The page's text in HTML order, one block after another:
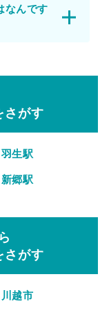
なんです
さがす
羽生駅
新郷駅
さがす
川越市